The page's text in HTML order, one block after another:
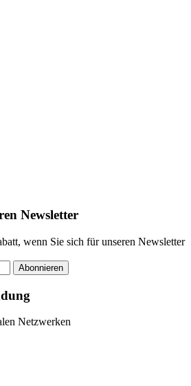
Newsletter
wenn Sie sich für unseren Newsletter
Abonnieren
Netzwerken